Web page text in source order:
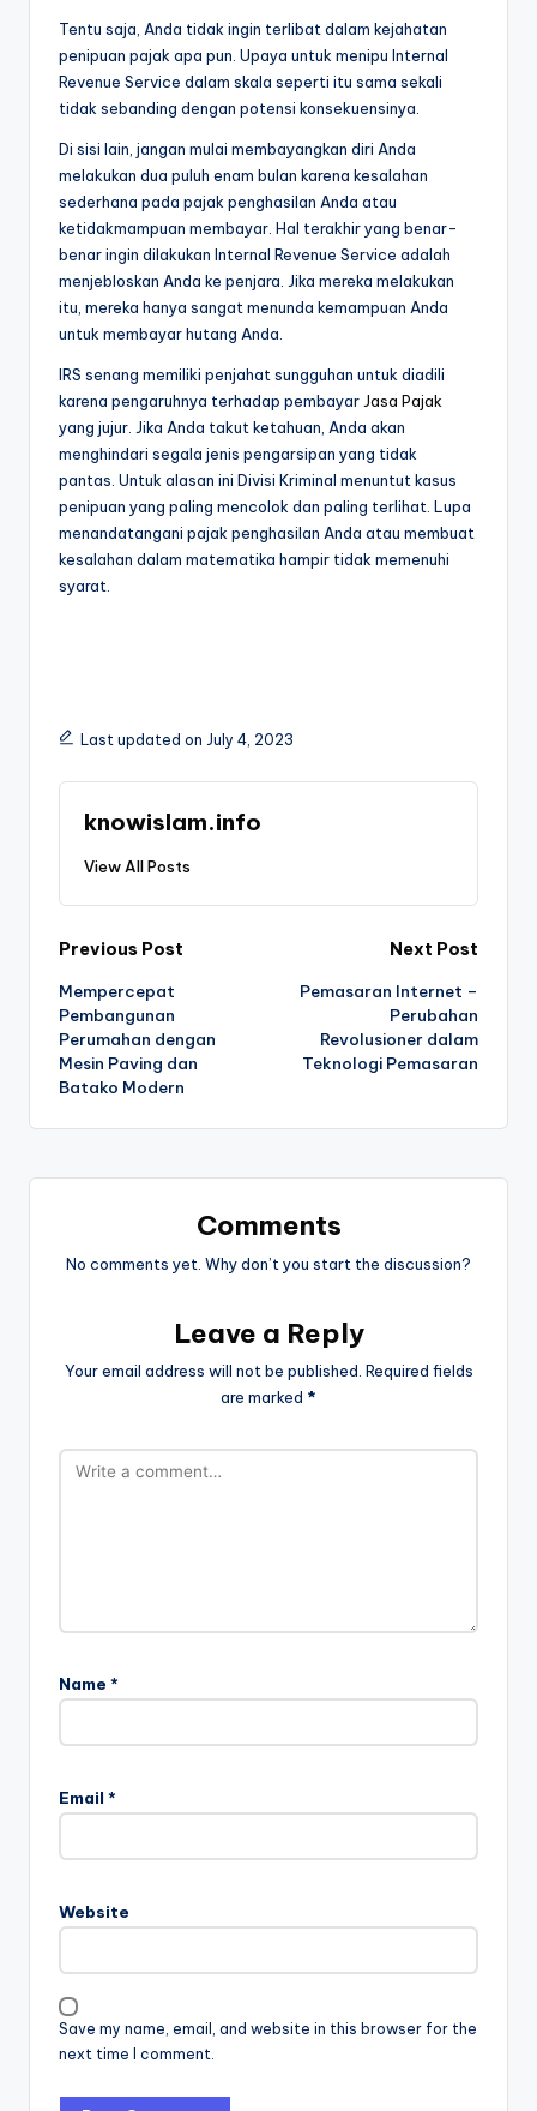
Tentu saja, Anda tidak ingin terlibat dalam kejahatan
penipuan pajak apa pun. Upaya untuk menipu Internal
Revenue Service dalam skala seperti itu sama sekali
tidak sebanding dengan potensi konsekuensinya.
Di sisi lain, jangan mulai membayangkan diri Anda
melakukan dua puluh enam bulan karena kesalahan
sederhana pada pajak penghasilan Anda atau
ketidakmampuan membayar. Hal terakhir yang benar-
benar ingin dilakukan Internal Revenue Service adalah
menjebloskan Anda ke penjara. Jika mereka melakukan
itu, mereka hanya sangat menunda kemampuan Anda
untuk membayar hutang Anda.
IRS senang memiliki penjahat sungguhan untuk diadili
karena pengaruhnya terhadap pembayar Jasa Pajak
yang jujur. Jika Anda takut ketahuan, Anda akan
menghindari segala jenis pengarsipan yang tidak
pantas. Untuk alasan ini Divisi Kriminal menuntut kasus
penipuan yang paling mencolok dan paling terlihat. Lupa
menandatangani pajak penghasilan Anda atau membuat
kesalahan dalam matematika hampir tidak memenuhi
syarat.
Last updated on July 4, 2023
knowislam.info
View All Posts
Post
navigation
Previous Post
Mempercepat
Pembangunan
Perumahan dengan
Mesin Paving dan
Batako Modern
Next Post
Pemasaran Internet –
Perubahan
Revolusioner dalam
Teknologi Pemasaran
Comments
No comments yet. Why don’t you start the discussion?
Leave a Reply
Your email address will not be published. Required fields
are marked *
Name *
Email *
Website
Save my name, email, and website in this browser for the
next time I comment.